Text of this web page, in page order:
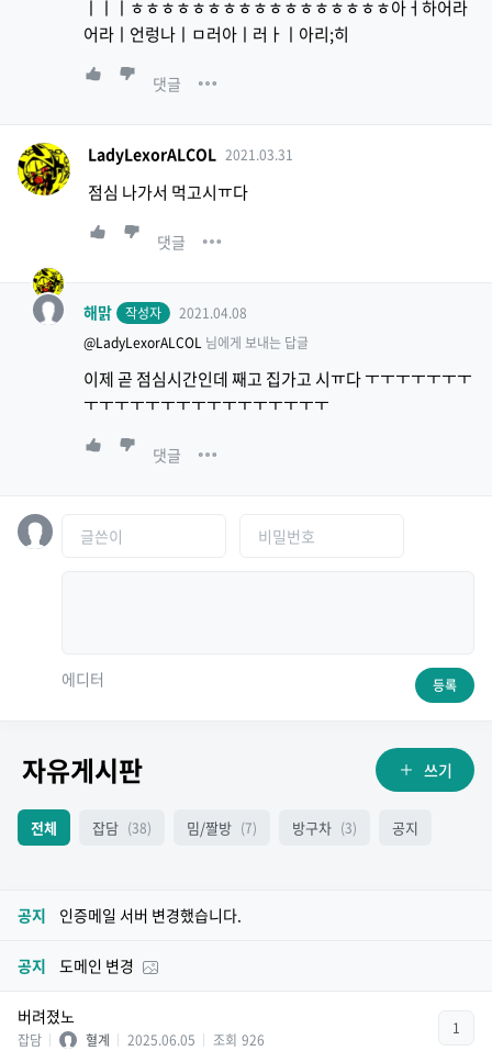
ㅣㅣㅣㅎㅎㅎㅎㅎㅎㅎㅎㅎㅎㅎㅎㅎㅎㅎㅎㅎ아ㅓ하어라
어라ㅣ언렁나ㅣㅁ러아ㅣ러ㅏㅣ아리;히
댓글
LadyLexorALCOL 2021.03.31
점심 나가서 먹고시ㅠ다
댓글
해맑 작성자
2021.04.08
@LadyLexorALCOL 님에게 보내는 답글
이제 곧 점심시간인데 째고 집가고 시ㅠ다 ㅜㅜㅜㅜㅜㅜㅜ
ㅜㅜㅜㅜㅜㅜㅜㅜㅜㅜㅜㅜㅜㅜㅜㅜ
댓글
에디터 등록
자유게시판 쓰기
전체 잡담 (38) 밈/짤방 (7) 방구차 (3) 공지
공지 인증메일 서버 변경했습니다.
공지 도메인 변경
버려졌노
잡담 혈계 2025.06.05 조회 926
1